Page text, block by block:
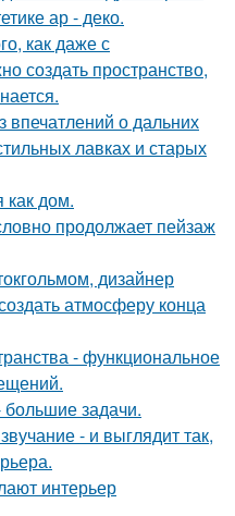
ар - деко.
как даже с
создать пространство,
впечатлений о дальних
лавках и старых
дом.
продолжает пейзаж
дизайнер
атмосферу конца
- функциональное
большие задачи.
- и выглядит так,
интерьер